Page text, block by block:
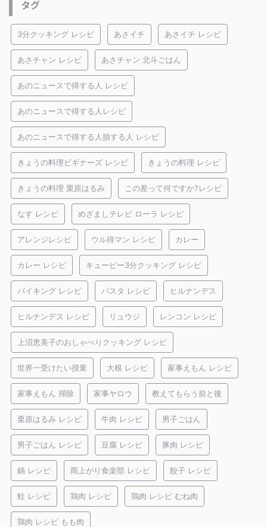
タグ
3分クッキング レシピ あさイチ あさイチ レシピ
あさチャン レシピ あさチャン 北斗ごはん
あのニュースで得する人 レシピ
あのニュースで得する人レシピ
あのニュースで得する人損する人 レシピ
きょうの料理ビギナーズ レシピ きょうの料理 レシピ
きょうの料理 栗原はるみ この差って何ですか?レシピ
なす レシピ めざましテレビ ローラ レシピ
アレンジレシピ ウル得マン レシピ カレー
カレー レシピ キューピー3分クッキング レシピ
バイキング レシピ パスタ レシピ ヒルナンデス
ヒルナンデス レシピ リュウジ レンコン レシピ
上沼恵美子のおしゃべりクッキング レシピ
世界一受けたい授業 大根 レシピ 家事えもん レシピ
家事えもん 掃除 家事ヤロウ 教えてもらう前と後
栗原はるみ レシピ 牛肉 レシピ 男子ごはん
男子ごはん レシピ 豆腐 レシピ 豚肉 レシピ
鍋 レシピ 雨上がり食楽部 レシピ 餃子 レシピ
鮭 レシピ 鶏肉 レシピ 鶏肉 レシピ むね肉
鶏肉 レシピ もも肉